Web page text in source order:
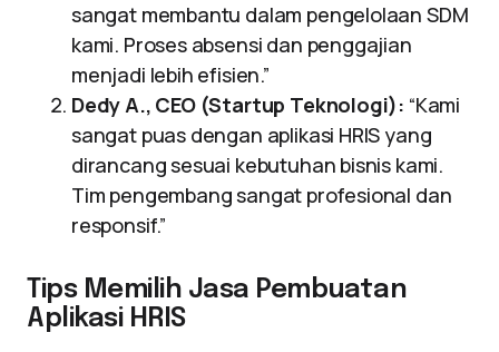
sangat membantu dalam pengelolaan SDM
kami. Proses absensi dan penggajian
menjadi lebih efisien.”
Dedy A., CEO (Startup Teknologi): “Kami
sangat puas dengan aplikasi HRIS yang
dirancang sesuai kebutuhan bisnis kami.
Tim pengembang sangat profesional dan
responsif.”
Tips Memilih Jasa Pembuatan
Aplikasi HRIS